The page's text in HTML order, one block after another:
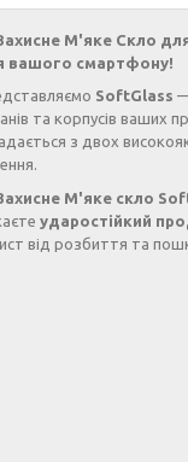
М'яке Скло
вашого смартфону!
SoftGlass
та корпусів ваших
з двох
М'яке скло
ударостійкий
від розбиття та